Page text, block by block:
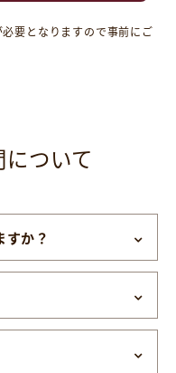
要となりますので事前にご
ついて
すか？